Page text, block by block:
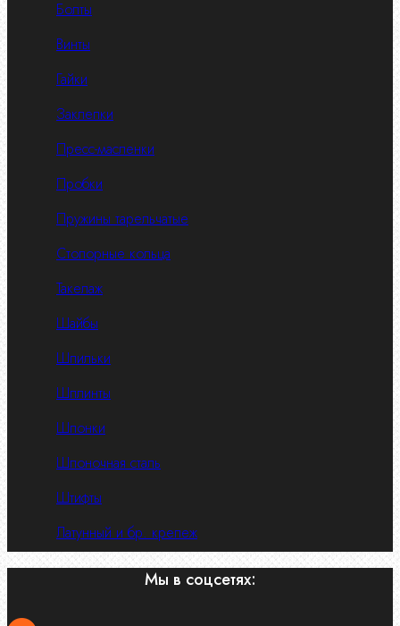
Болты
Винты
Гайки
Заклепки
Пресс-масленки
Пробки
Пружины тарельчатые
Стопорные кольца
Такелаж
Шайбы
Шпильки
Шплинты
Шпонки
Шпоночная сталь
Штифты
Латунный и бр. крепеж
Мы в соцсетях: